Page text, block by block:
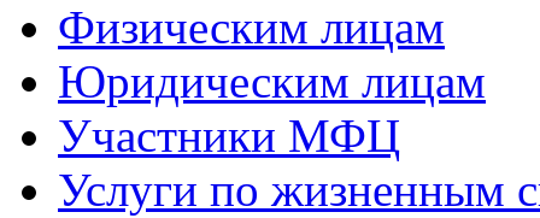
Физическим лицам
Юридическим лицам
Участники МФЦ
Услуги по жизненным